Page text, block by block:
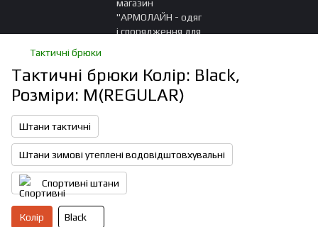
Тактичні брюки
Тактичні брюки Колір: Black,
Розміри: M(REGULAR)
Штани тактичні
Штани зимові утеплені водовідштовхувальні
Спортивні штани
Колір Black